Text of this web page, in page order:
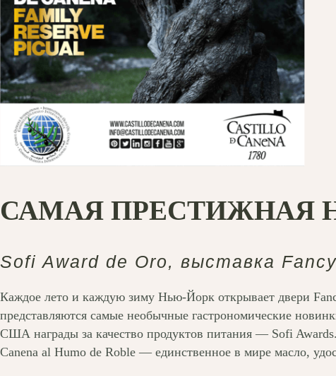
САМАЯ ПРЕСТИЖНАЯ
Sofi Award de Oro, выставка
Каждое лето и каждую зиму Нью-Йорк открывает двери
представляются самые необычные гастрономические
США награды за качество продуктов питания — Sofi
Canena al Humo de Roble — единственное в мире масло,